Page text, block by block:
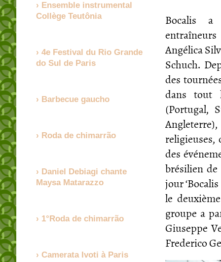
Bocalis
Angélica
Schuch.
des
dans tout
(Portugal,
religieuses,
des
brésilien
jour
le
groupe a
Giuseppe
Frederico
Ensemble instrumental
Collège Teutônia
4e Festival du Rio Grande
do Sul de Paris
Barbecue gaucho
Roda de chimarrão
Daniel Debiagi chante
Maysa Matarazzo
1°Roda de chimarrão
Camerata Ivoti à Paris